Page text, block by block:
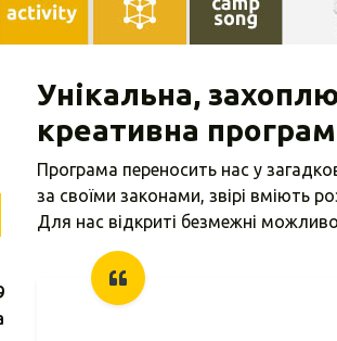
Унікальна,
креативна
Програма переносить нас у
за своїми законами, звірі вміють
Для нас відкриті безмежні